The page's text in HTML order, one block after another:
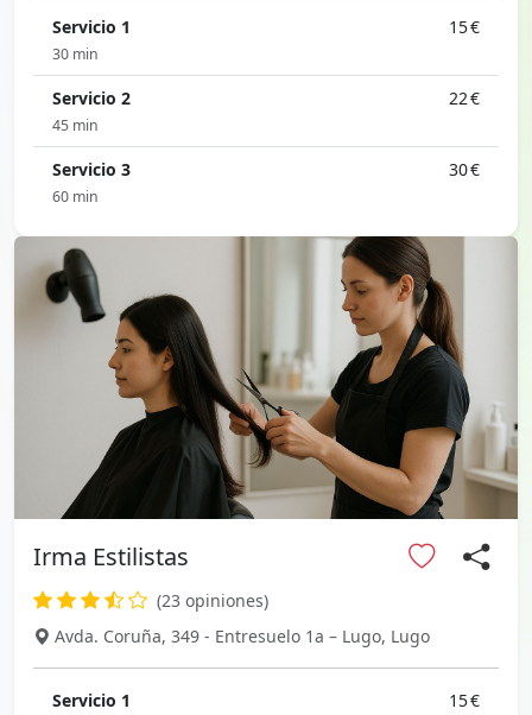
Servicio 1 15 €
30 min
Servicio 2 22 €
45 min
Servicio 3 30 €
60 min
Irma Estilistas
(23 opiniones)
Avda. Coruña, 349 - Entresuelo 1a – Lugo, Lugo
Servicio 1 15 €